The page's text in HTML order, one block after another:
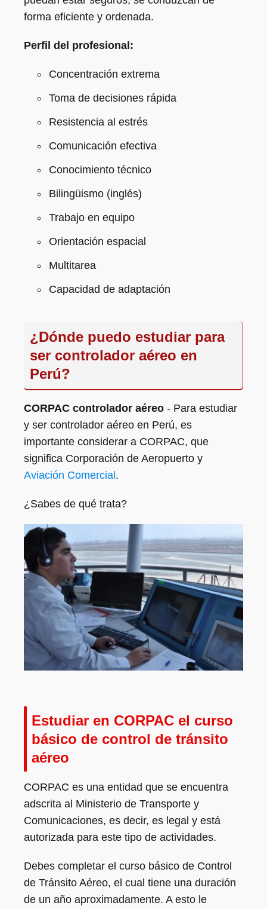
forma eficiente y ordenada.
Perfil del profesional:
Concentración extrema
Toma de decisiones rápida
Resistencia al estrés
Comunicación efectiva
Conocimiento técnico
Bilingüismo (inglés)
Trabajo en equipo
Orientación espacial
Multitarea
Capacidad de adaptación
¿Dónde puedo estudiar para
ser controlador aéreo en
Perú?
CORPAC controlador aéreo - Para estudiar
y ser controlador aéreo en Perú, es
importante considerar a CORPAC, que
significa Corporación de Aeropuerto y
Aviación Comercial .
¿Sabes de qué trata?
Estudiar en CORPAC el curso
básico de control de tránsito
aéreo
CORPAC es una entidad que se encuentra
adscrita al Ministerio de Transporte y
Comunicaciones, es decir, es legal y está
autorizada para este tipo de actividades.
Debes completar el curso básico de Control
de Tránsito Aéreo, el cual tiene una duración
de un año aproximadamente. A esto le